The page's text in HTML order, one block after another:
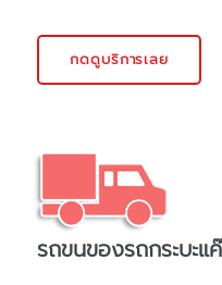
กดดูบริการเลย
รถขนของรถกระบะแ